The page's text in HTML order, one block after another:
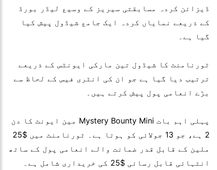
ڈیزائن کردہ مسابقتی سیریز کے وسیع لیڈر بورڈ
کے ذریعے نمایاں کردہ ایک جامع شیڈول پیش کیا
گیا ہے۔
ٹورنامنٹ کا شیڈول تین مارکی ایونٹس کے ذریعے
ترتیب دیا گیا ہے جو ان کی انٹری فیس کے لحاظ سے
بڑے انعامی پول پیش کرتے ہیں۔
پہلی اہم بات Mystery Bounty Mini مین ایونٹ کا دن
2 ہے، جو 13 جولائی کو ہوتا ہے۔ ٹورنامنٹ میں $25
ملین کے قابل قدر ضمانت والے انعامی پول کے ساتھ
انتہائی قابل رسائی $25 کی خریداری شامل ہے۔